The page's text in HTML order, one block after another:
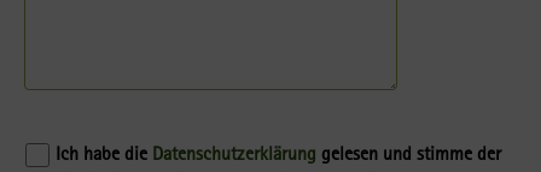
Ich habe die Datenschutzerklärung gelesen und stimme der